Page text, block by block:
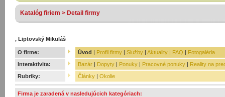
Katalóg firiem > Detail firmy
, Liptovský Mikuláš
O firme: Úvod | Profil firmy | Služby | Aktuality | FAQ | Fotogaléria
Interaktivita:
Bazár | Dopyty | Ponuky | Pracovné ponuky | Reality na
Rubriky:
Články | Okolie
Firma je zaradená v nasledujúcich kategóriach: